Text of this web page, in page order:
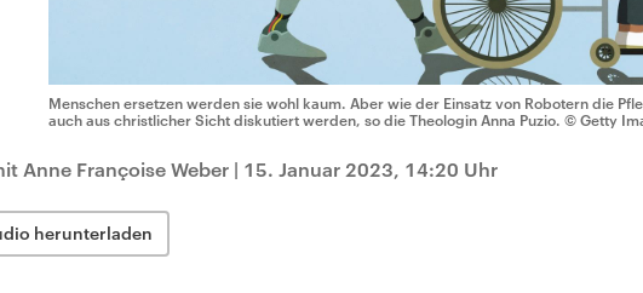
Menschen ersetzen werden sie wohl kaum. Aber wie der Einsatz von Robotern die
auch aus christlicher Sicht diskutiert werden, so die Theologin Anna Puzio. © Getty
Anne Françoise Weber | 15. Januar 2023, 14:20 Uhr
herunterladen